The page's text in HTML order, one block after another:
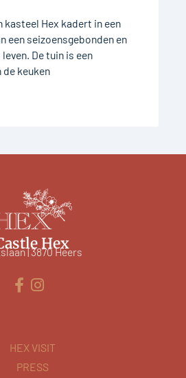
kasteel Hex kadert in een
een seizoensgebonden en
De tuin is een
keuken
Hex
| 3870 Heers
HEX VISIT
PRESS